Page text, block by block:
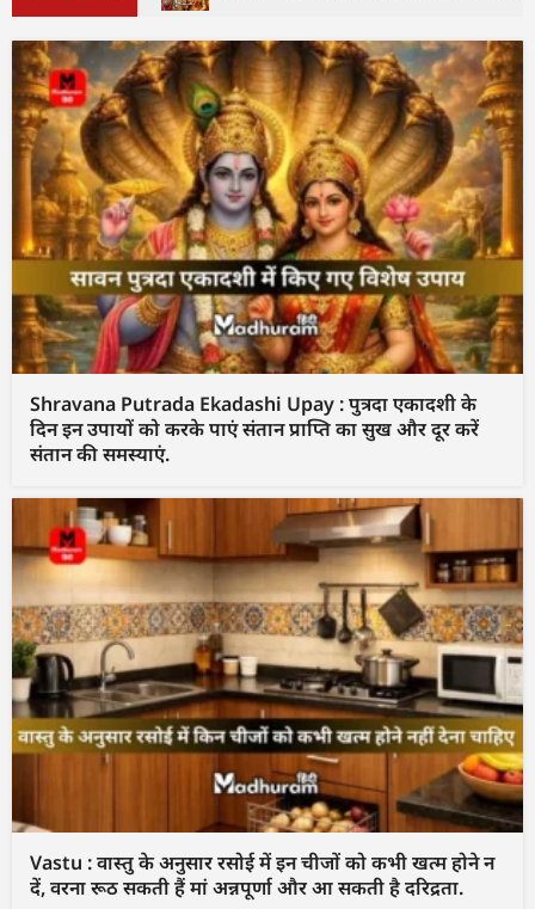
Shravana Putrada Ekadashi Upay : पुत्रदा एकादशी के
दिन इन उपायों को करके पाएं संतान प्राप्ति का सुख और दूर करें
संतान की समस्याएं.
Vastu : वास्तु के अनुसार रसोई में इन चीजों को कभी खत्म होने न
दें, वरना रूठ सकती हैं मां अन्नपूर्णा और आ सकती है दरिद्रता.